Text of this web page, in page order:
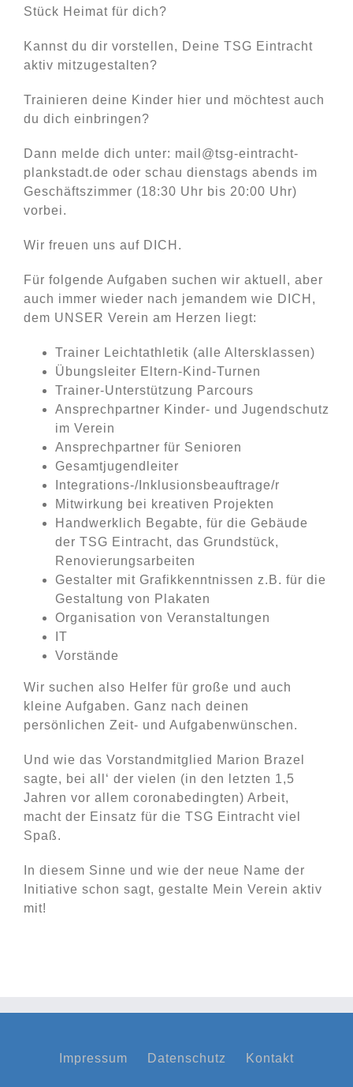
Stück Heimat für dich?
Kannst du dir vorstellen, Deine TSG Eintracht
aktiv mitzugestalten?
Trainieren deine Kinder hier und möchtest auch
du dich einbringen?
Dann melde dich unter: mail@tsg-eintracht-
plankstadt.de oder schau dienstags abends im
Geschäftszimmer (18:30 Uhr bis 20:00 Uhr)
vorbei.
Wir freuen uns auf DICH.
Für folgende Aufgaben suchen wir aktuell, aber
auch immer wieder nach jemandem wie DICH,
dem UNSER Verein am Herzen liegt:
Trainer Leichtathletik (alle Altersklassen)
Übungsleiter Eltern-Kind-Turnen
Trainer-Unterstützung Parcours
Ansprechpartner Kinder- und Jugendschutz
im Verein
Ansprechpartner für Senioren
Gesamtjugendleiter
Integrations-/Inklusionsbeauftrage/r
Mitwirkung bei kreativen Projekten
Handwerklich Begabte, für die Gebäude
der TSG Eintracht, das Grundstück,
Renovierungsarbeiten
Gestalter mit Grafikkenntnissen z.B. für die
Gestaltung von Plakaten
Organisation von Veranstaltungen
IT
Vorstände
Wir suchen also Helfer für große und auch
kleine Aufgaben. Ganz nach deinen
persönlichen Zeit- und Aufgabenwünschen.
Und wie das Vorstandmitglied Marion Brazel
sagte, bei all‘ der vielen (in den letzten 1,5
Jahren vor allem coronabedingten) Arbeit,
macht der Einsatz für die TSG Eintracht viel
Spaß.
In diesem Sinne und wie der neue Name der
Initiative schon sagt, gestalte Mein Verein aktiv
mit!
Impressum Datenschutz Kontakt